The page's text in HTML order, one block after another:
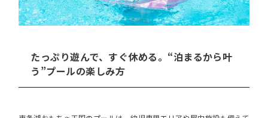
たっぷり遊んで、すぐ休める。“泊まるから叶
う”プールの楽しみ方